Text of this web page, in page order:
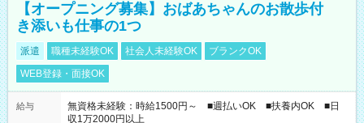
【オープニング募集】おばあちゃんのお散歩付
き添いも仕事の1つ
派遣 職種未経験OK 社会人未経験OK
ブランクOK
WEB登録・面接OK
給与
無資格未経験：時給1500円～ ■週払いOK ■扶養内OK ■日
収1万2000円以上